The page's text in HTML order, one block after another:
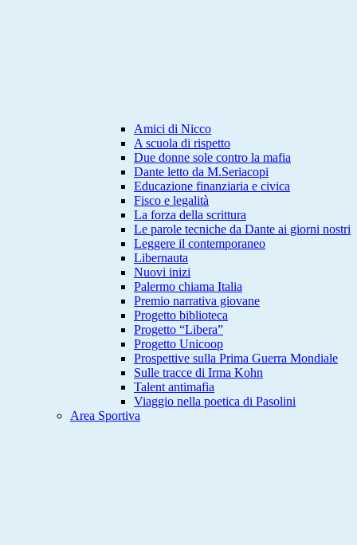
Amici di Nicco
A scuola di rispetto
Due donne sole contro la mafia
Dante letto da M.Seriacopi
Educazione finanziaria e civica
Fisco e legalità
La forza della scrittura
Le parole tecniche da Dante ai giorni nostri
Leggere il contemporaneo
Libernauta
Nuovi inizi
Palermo chiama Italia
Premio narrativa giovane
Progetto biblioteca
Progetto “Libera”
Progetto Unicoop
Prospettive sulla Prima Guerra Mondiale
Sulle tracce di Irma Kohn
Talent antimafia
Viaggio nella poetica di Pasolini
Area Sportiva